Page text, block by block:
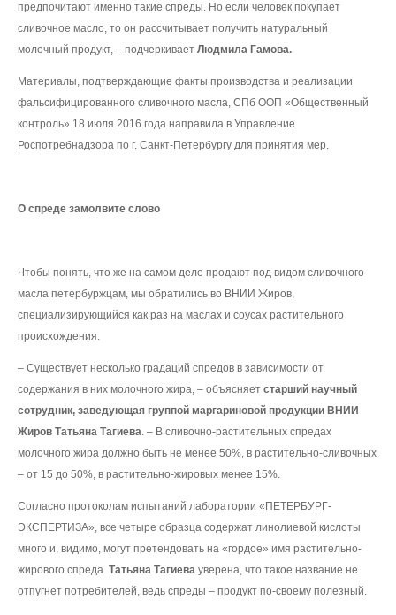
предпочитают именно такие спреды. Но если человек покупает
сливочное масло, то он рассчитывает получить натуральный
молочный продукт, – подчеркивает Людмила Гамова.
Материалы, подтверждающие факты производства и реализации
фальсифицированного сливочного масла, СПб ООП «Общественный
контроль» 18 июля 2016 года направила в Управление
Роспотребнадзора по г. Санкт-Петербургу для принятия мер.
О спреде замолвите слово
Чтобы понять, что же на самом деле продают под видом сливочного
масла петербуржцам, мы обратились во ВНИИ Жиров,
специализирующийся как раз на маслах и соусах растительного
происхождения.
– Существует несколько градаций спредов в зависимости от
содержания в них молочного жира, – объясняет старший научный
сотрудник, заведующая группой маргариновой продукции ВНИИ
Жиров Татьяна Тагиева. – В сливочно-растительных спредах
молочного жира должно быть не менее 50%, в растительно-сливочных
– от 15 до 50%, в растительно-жировых менее 15%.
Согласно протоколам испытаний лаборатории «ПЕТЕРБУРГ-
ЭКСПЕРТИЗА», все четыре образца содержат линолиевой кислоты
много и, видимо, могут претендовать на «гордое» имя растительно-
жирового спреда. Татьяна Тагиева уверена, что такое название не
отпугнет потребителей, ведь спреды – продукт по-своему полезный.